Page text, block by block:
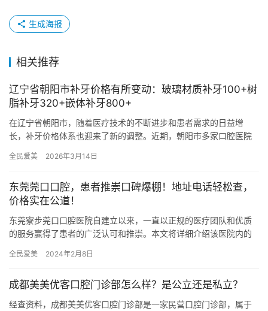
生成海报
相关推荐
辽宁省朝阳市补牙价格有所变动：玻璃材质补牙100+树
脂补牙320+嵌体补牙800+
在辽宁省朝阳市，随着医疗技术的不断进步和患者需求的日益增
长，补牙价格体系也迎来了新的调整。近期，朝阳市多家口腔医院
以及嵌体…
全民爱美 2026年3月14日
东莞莞口口腔，患者推崇口碑爆棚！地址电话轻松查，
价格实在公道！
东莞寮步莞口口腔医院自建立以来，一直以正规的医疗团队和优质
的服务赢得了患者的广泛认可和推崇。本文将详细介绍该医院内的
息。 …
全民爱美 2024年2月8日
成都美美优客口腔门诊部怎么样？是公立还是私立？
经查资料，成都美美优客口腔门诊部是一家民营口腔门诊部，属于